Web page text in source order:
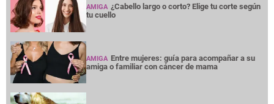
AMIGA ¿Cabello largo o corto? Elige tu corte según
tu cuello
AMIGA Entre mujeres: guía para acompañar a su
amiga o familiar con cáncer de mama